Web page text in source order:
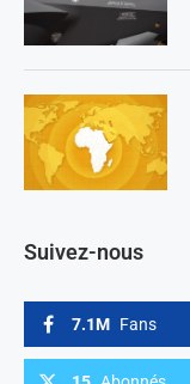
Suivez-nous
7.1M Fans